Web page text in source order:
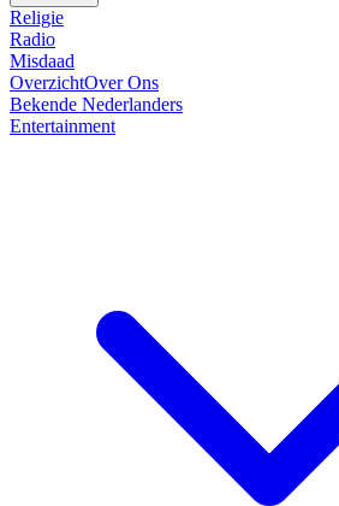
Religie
Radio
Misdaad
OverzichtOver Ons
Bekende Nederlanders
Entertainment